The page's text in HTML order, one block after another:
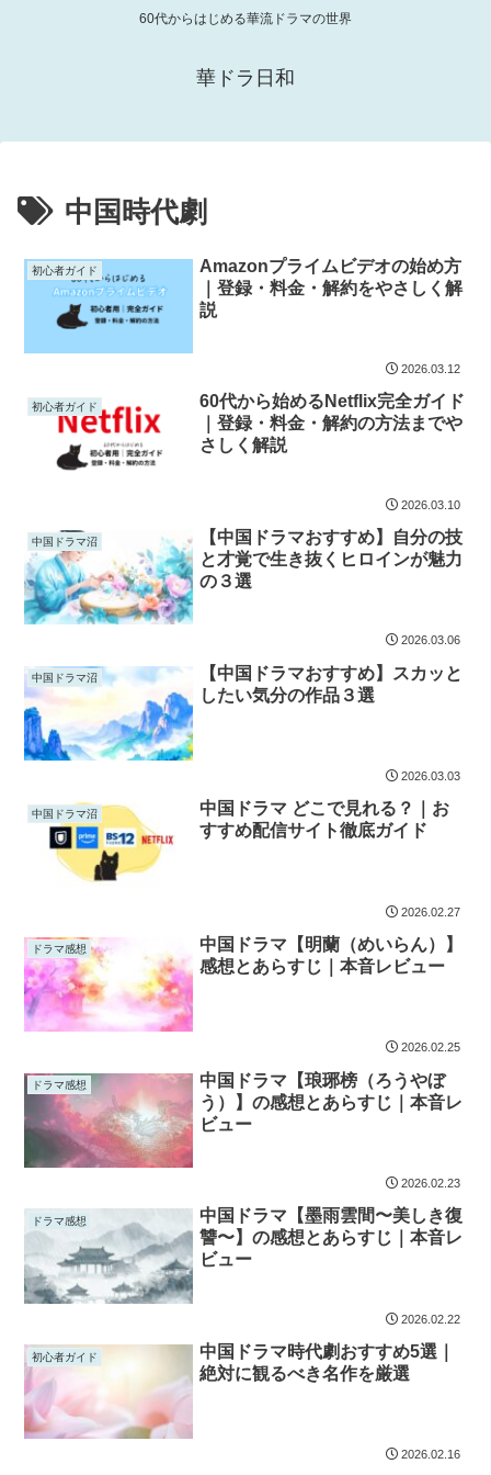
60代からはじめる華流ドラマの世界
華ドラ日和
中国時代劇
初心者ガイド
Amazonプライムビデオの始め方
｜登録・料金・解約をやさしく解
説
2026.03.12
初心者ガイド
60代から始めるNetflix完全ガイド
｜登録・料金・解約の方法までや
さしく解説
2026.03.10
中国ドラマ沼
【中国ドラマおすすめ】自分の技
と才覚で生き抜くヒロインが魅力
の３選
2026.03.06
中国ドラマ沼
【中国ドラマおすすめ】スカッと
したい気分の作品３選
2026.03.03
中国ドラマ沼
中国ドラマ どこで見れる？｜お
すすめ配信サイト徹底ガイド
2026.02.27
ドラマ感想
中国ドラマ【明蘭（めいらん）】
感想とあらすじ｜本音レビュー
2026.02.25
ドラマ感想
中国ドラマ【琅琊榜（ろうやぼ
う）】の感想とあらすじ｜本音レ
ビュー
2026.02.23
ドラマ感想
中国ドラマ【墨雨雲間〜美しき復
讐〜】の感想とあらすじ｜本音レ
ビュー
2026.02.22
初心者ガイド
中国ドラマ時代劇おすすめ5選｜
絶対に観るべき名作を厳選
2026.02.16